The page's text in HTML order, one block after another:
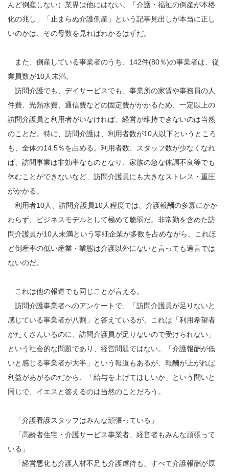
んど倒産しない）業界は他にはない。「介護・福祉の倒産が本格
化の兆し」「止まらぬ介護倒産」という記事見出しが本当に正し
いのかは、その母数を見ればわかるはずだ。
また、倒産している事業者のうち、142件(80％)の事業者は、従
業員数が10人未満。
訪問介護でも、デイサービスでも、事業所の家賃や事務員の人
件費、光熱水費、通信費などの固定費がかかるため、一定以上の
訪問介護員と利用者がいなければ、経営が維持できないのは当然
のことだ。特に、訪問介護は、利用者数が10人以下というところ
も、全体の14.5％を占める。利用者数、スタッフ数が少なくなれ
ば、訪問事業は非効率なものとなり、家族の急な体調不良等でも
休むことができないなど、訪問介護員にも大きなストレス・重圧
がかかる。
利用者10人、訪問介護員10人程度では、介護報酬の多寡にかか
わらず、ビジネスモデルとして極めて脆弱だ。非常勤を含めた訪
問介護員が10人未満という零細企業が多数を占めながら、これほ
ど倒産率の低い産業・業態は介護以外にないと言っても過言では
ないのだ。
これは他の報道でも同じことが言える。
訪問介護事業者へのアンケートで、「訪問介護員が足りないと
感じている事業者が八割」と答えているが、これは「利用希望者
がたくさんいるのに、訪問介護員が足りないので受けられない」
という社会的な問題であり、経営問題ではない。「介護報酬が低
いと感じる事業者が大半」という報道もあるが、報酬が上がれば
利益があがるのだから、「給与を上げてほしいか」という問いと
同じで、イエスと答えるのは当然のことだろう。
「介護看護スタッフはみんな頑張っている」
「高齢者住宅・介護サービス事業者、経営者もみんな頑張って
いる」
「経営悪化も介護人材不足も介護虐待も、すべて介護報酬が原